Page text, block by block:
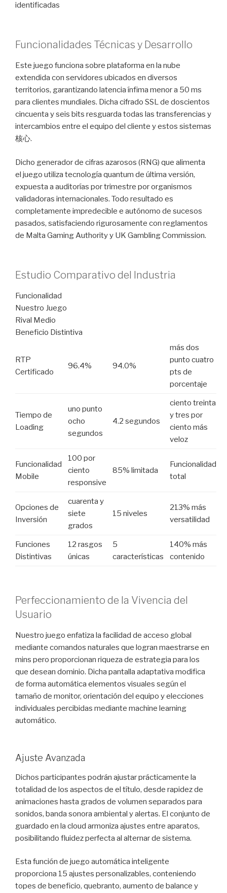
identificadas
Funcionalidades Técnicas y Desarrollo
Este juego funciona sobre plataforma en la nube
extendida con servidores ubicados en diversos
territorios, garantizando latencia ínfima menor a 50 ms
para clientes mundiales. Dicha cifrado SSL de doscientos
cincuenta y seis bits resguarda todas las transferencias y
intercambios entre el equipo del cliente y estos sistemas
核心.
Dicho generador de cifras azarosos (RNG) que alimenta
el juego utiliza tecnología quantum de última versión,
expuesta a auditorías por trimestre por organismos
validadoras internacionales. Todo resultado es
completamente impredecible e autónomo de sucesos
pasados, satisfaciendo rigurosamente con reglamentos
de Malta Gaming Authority y UK Gambling Commission.
Estudio Comparativo del Industria
Funcionalidad
Nuestro Juego
Rival Medio
Beneficio Distintiva
RTP
Certificado
96.4% 94.0%
más dos
punto cuatro
pts de
porcentaje
Tiempo de
Loading
uno punto
ocho
segundos
4.2 segundos
ciento treinta
y tres por
ciento más
veloz
Funcionalidad
Mobile
100 por
ciento
responsive
85% limitada
Funcionalidad
total
Opciones de
Inversión
cuarenta y
siete
grados
15 niveles
213% más
versatilidad
Funciones
Distintivas
12 rasgos
únicas
5
características
140% más
contenido
Perfeccionamiento de la Vivencia del
Usuario
Nuestro juego enfatiza la facilidad de acceso global
mediante comandos naturales que logran maestrarse en
mins pero proporcionan riqueza de estrategia para los
que desean dominio. Dicha pantalla adaptativa modifica
de forma automática elementos visuales según el
tamaño de monitor, orientación del equipo y elecciones
individuales percibidas mediante machine learning
automático.
Ajuste Avanzada
Dichos participantes podrán ajustar prácticamente la
totalidad de los aspectos de el título, desde rapidez de
animaciones hasta grados de volumen separados para
sonidos, banda sonora ambiental y alertas. El conjunto de
guardado en la cloud armoniza ajustes entre aparatos,
posibilitando fluidez perfecta al alternar de sistema.
Esta función de juego automática inteligente
proporciona 15 ajustes personalizables, conteniendo
topes de beneficio, quebranto, aumento de balance y